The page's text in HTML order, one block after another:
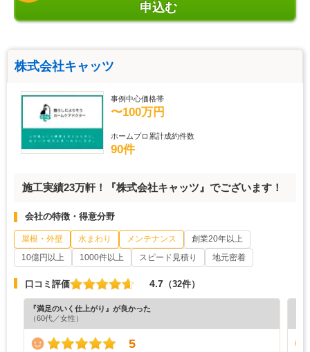
申込む
株式会社キャッツ
事例中心価格帯
〜100万円
ホームプロ累計成約件数
90件
施工実績23万軒！『株式会社キャッツ』でございます！
会社の特徴・得意分野
屋根・外壁 水まわり メンテナンス
創業20年以上
10億円以上
1000件以上 スピード見積り 地元密着
口コミ評価 4.7 （32件）
『満足のいく仕上がり』が良かった
（60代／女性）
5